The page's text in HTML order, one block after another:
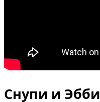
Снупи и Эбби